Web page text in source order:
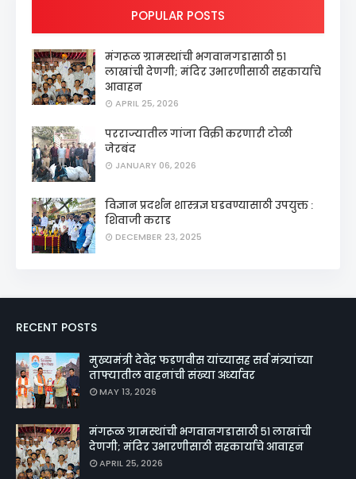
POPULAR POSTS
मंगरूळ ग्रामस्थांची भगवानगडासाठी ५१
लाखांची देणगी; मंदिर उभारणीसाठी सहकार्याचे
आवाहन
APRIL 25, 2026
परराज्यातील गांजा विक्री करणारी टोळी
जेरबंद
JANUARY 06, 2026
विज्ञान प्रदर्शन शास्त्रज्ञ घडवण्यासाठी उपयुक्त :
शिवाजी कराड
DECEMBER 23, 2025
RECENT POSTS
मुख्यमंत्री देवेंद्र फडणवीस यांच्यासह सर्व मंत्र्यांच्या
ताफ्यातील वाहनांची संख्या अर्ध्यावर
MAY 13, 2026
मंगरूळ ग्रामस्थांची भगवानगडासाठी ५१ लाखांची
देणगी; मंदिर उभारणीसाठी सहकार्याचे आवाहन
APRIL 25, 2026